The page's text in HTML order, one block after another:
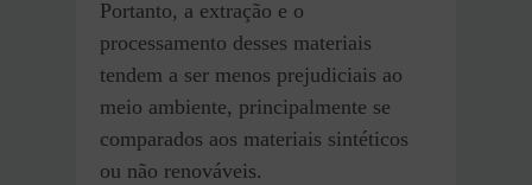
Portanto, a extração e o
processamento desses materiais
tendem a ser menos prejudiciais ao
meio ambiente, principalmente se
comparados aos materiais sintéticos
ou não renováveis.